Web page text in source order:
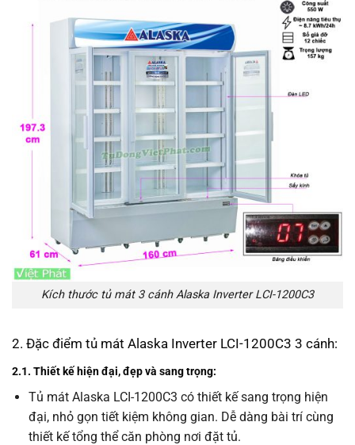
Kích thước tủ mát 3 cánh Alaska Inverter LCI-1200C3
2. Đặc điểm tủ mát Alaska Inverter LCI-1200C3 3 cánh:
2.1. Thiết kế hiện đại, đẹp và sang trọng:
Tủ mát Alaska LCI-1200C3 có thiết kế sang trọng hiện
đại, nhỏ gọn tiết kiệm không gian. Dễ dàng bài trí cùng
thiết kế tổng thể căn phòng nơi đặt tủ.